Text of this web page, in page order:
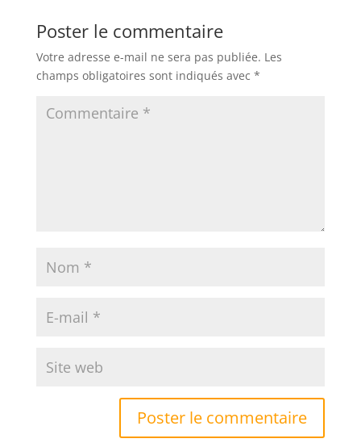
Poster le commentaire
Votre adresse e-mail ne sera pas publiée. Les
champs obligatoires sont indiqués avec *